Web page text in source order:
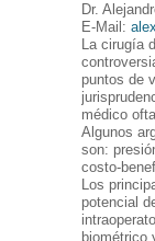
Dr.
E-Mail:
La cirugía
puntos de
médico
Algunos
son:
costo-
Los
potencial
biométrico